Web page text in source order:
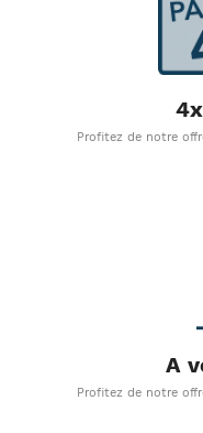
Profitez de notre
A
Profitez de notre